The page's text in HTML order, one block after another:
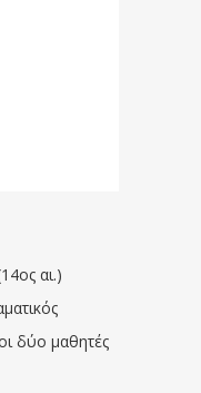
αι.)
δύο μαθητές